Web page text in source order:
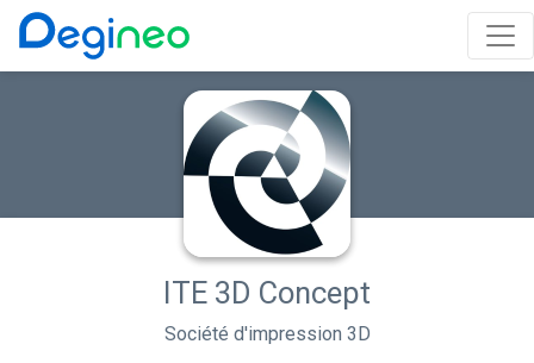
ITE 3D Concept
Société d'impression 3D